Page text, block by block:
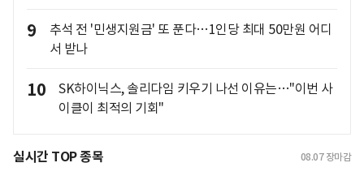
9
추석 전 '민생지원금' 또 푼다…1인당 최대 50만원 어디
서 받나
10
SK하이닉스, 솔리다임 키우기 나선 이유는…"이번 사
이클이 최적의 기회"
실시간 TOP 종목 08.07 장마감